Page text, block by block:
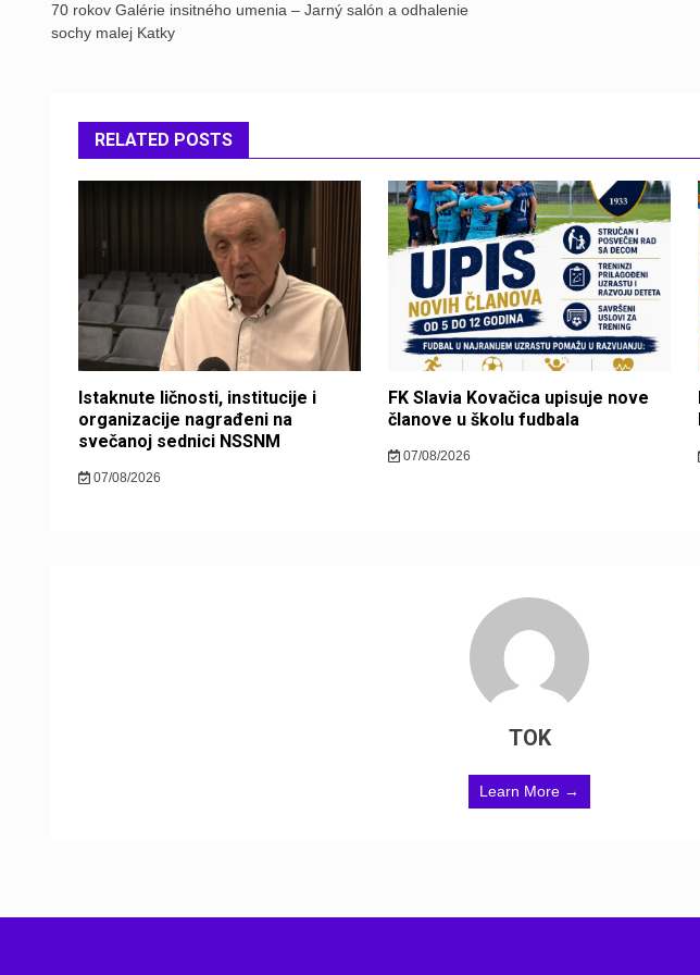
navigation
70 rokov Galérie insitného umenia – Jarný salón a odhalenie
sochy malej Katky
RELATED POSTS
Istaknute ličnosti, institucije i
organizacije nagrađeni na
svečanoj sednici NSSNM
07/08/2026
FK Slavia Kovačica upisuje nove
članove u školu fudbala
07/08/2026
TOK
Learn More →